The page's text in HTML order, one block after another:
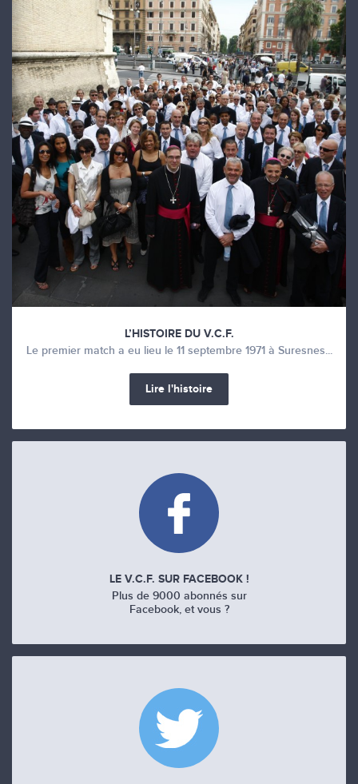
L’HISTOIRE DU V.C.F.
Le premier match a eu lieu le 11 septembre 1971 à Suresnes...
Lire l'histoire
LE V.C.F. SUR FACEBOOK !
Plus de 9000 abonnés sur
Facebook, et vous ?